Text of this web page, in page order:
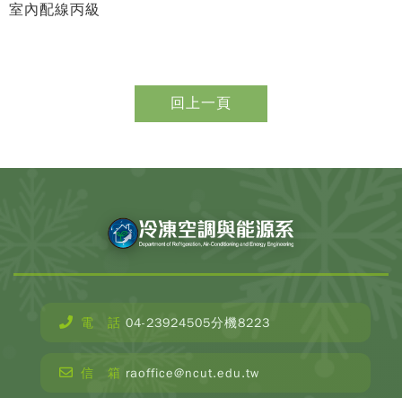
室內配線丙級
電 話 04-23924505分機8223
信 箱 raoffice@ncut.edu.tw